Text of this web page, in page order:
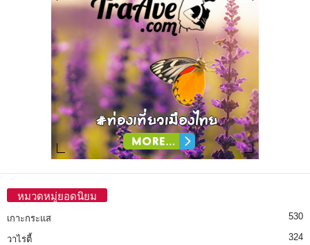
หมวดหมู่ยอดนิยม
เกาะกระแส 530
วาไรตี้ 324